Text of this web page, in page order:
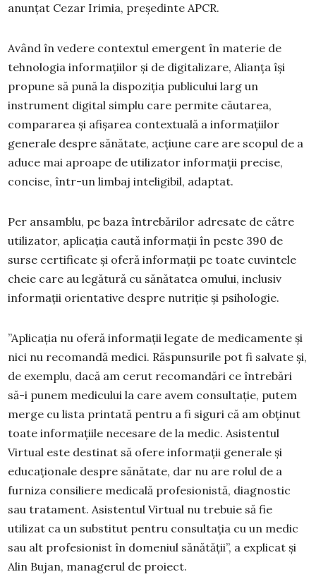
anunțat Cezar Irimia, președinte APCR.
Având în vedere contextul emergent în materie de
tehnologia informațiilor și de digitalizare, Alianța își
propune să pună la dispoziția publicului larg un
instrument digital simplu care permite căutarea,
compararea și afișarea contextuală a informațiilor
generale despre sănătate, acțiune care are scopul de a
aduce mai aproape de utilizator informații precise,
concise, într-un limbaj inteligibil, adaptat.
Per ansamblu, pe baza întrebărilor adresate de către
utilizator, aplicația caută informații în peste 390 de
surse certificate și oferă informații pe toate cuvintele
cheie care au legătură cu sănătatea omului, inclusiv
informații orientative despre nutriție și psihologie.
”Aplicația nu oferă informații legate de medicamente și
nici nu recomandă medici. Răspunsurile pot fi salvate și,
de exemplu, dacă am cerut recomandări ce întrebări
să-i punem medicului la care avem consultație, putem
merge cu lista printată pentru a fi siguri că am obținut
toate informațiile necesare de la medic. Asistentul
Virtual este destinat să ofere informații generale și
educaționale despre sănătate, dar nu are rolul de a
furniza consiliere medicală profesionistă, diagnostic
sau tratament. Asistentul Virtual nu trebuie să fie
utilizat ca un substitut pentru consultația cu un medic
sau alt profesionist în domeniul sănătății”, a explicat și
Alin Bujan, managerul de proiect.